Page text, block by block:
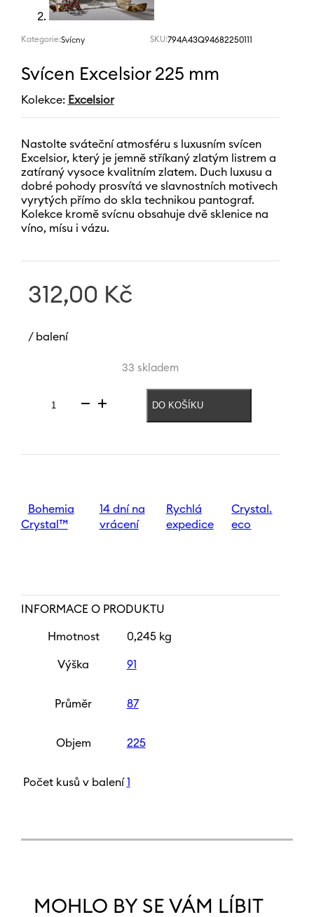
Kategorie:Svícny SKU:794A43Q94682250111
Svícen Excelsior 225 mm
Kolekce: Excelsior
Nastolte sváteční atmosféru s luxusním svícen
Excelsior, který je jemně stříkaný zlatým listrem a
zatíraný vysoce kvalitním zlatem. Duch luxusu a
dobré pohody prosvítá ve slavnostních motivech
vyrytých přímo do skla technikou pantograf.
Kolekce kromě svícnu obsahuje dvě sklenice na
víno, mísu i vázu.
312,00 Kč
/ balení
33 skladem
Svícen
mm
DO KOŠÍKU
Bohemia
Crystal™
14 dní na
vrácení
Rychlá
expedice
Crystal.
eco
INFORMACE O PRODUKTU
Hmotnost 0,245 kg
Výška 91
Průměr 87
Objem 225
Počet kusů v balení 1
MOHLO BY SE VÁM LÍBIT